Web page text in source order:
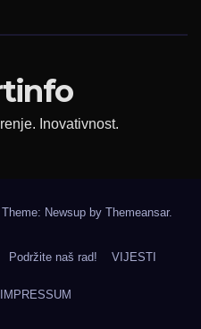
Inovativnost.
Theme: Newsup by Themeansar.
Podržite naš rad! VIJESTI
IMPRESSUM